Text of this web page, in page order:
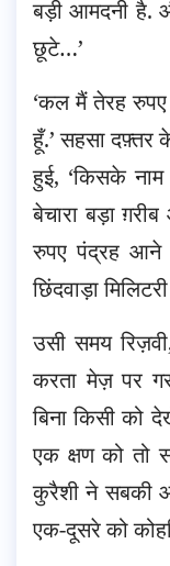
बड़ी आमदनी है.
छूटे…’
‘कल मैं तेरह
हूँ.’ सहसा दफ़्तर
हुई, ‘किसके
बेचारा बड़ा
रुपए पंद्रह आने
छिंदवाड़ा
उसी समय
करता मेज़ पर
बिना किसी को
एक क्षण को तो
कुरैशी ने सबकी
एक-दूसरे को